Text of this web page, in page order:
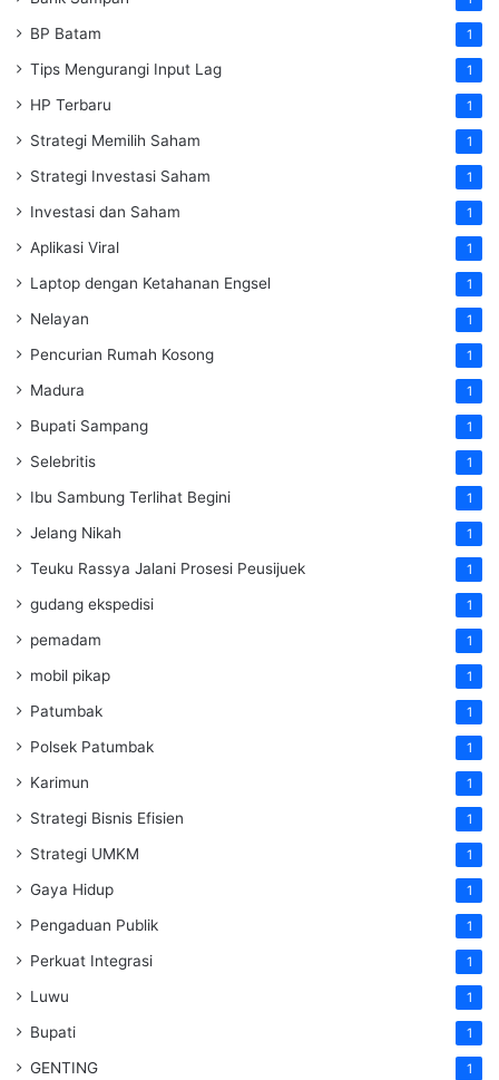
BP Batam 1
Tips Mengurangi Input Lag 1
HP Terbaru 1
Strategi Memilih Saham 1
Strategi Investasi Saham 1
Investasi dan Saham 1
Aplikasi Viral 1
Laptop dengan Ketahanan Engsel 1
Nelayan 1
Pencurian Rumah Kosong 1
Madura 1
Bupati Sampang 1
Selebritis 1
Ibu Sambung Terlihat Begini 1
Jelang Nikah 1
Teuku Rassya Jalani Prosesi Peusijuek 1
gudang ekspedisi 1
pemadam 1
mobil pikap 1
Patumbak 1
Polsek Patumbak 1
Karimun 1
Strategi Bisnis Efisien 1
Strategi UMKM 1
Gaya Hidup 1
Pengaduan Publik 1
Perkuat Integrasi 1
Luwu 1
Bupati 1
GENTING 1